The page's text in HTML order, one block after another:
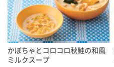
かぼちゃとコロコロ秋鮭の和風
ミルクスープ